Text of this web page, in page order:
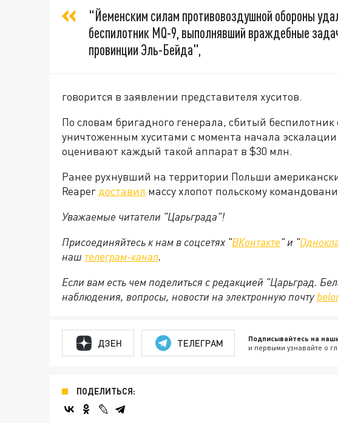
"Йеменским силам противовоздушной обороны
беспилотник MQ-9, выполнявший враждебные
провинции Эль-Бейда",
говорится в заявлении представителя хуситов.
По словам бригадного генерала, сбитый
уничтоженным хуситами с момента начала
оценивают каждый такой аппарат в $30 млн.
Ранее рухнувший на территории Польши
Reaper доставил массу хлопот польскому
Уважаемые читатели "Царьграда"!
Присоединяйтесь к нам в соцсетях "ВКонтакте" и "
наш телеграм-канал.
Если вам есть чем поделиться с редакцией "Царьград.
наблюдения, вопросы, новости на электронную почту
ДЗЕН ТЕЛЕГРАМ Подписывайтесь на
и первыми узнавайте о
ПОДЕЛИТЬСЯ: